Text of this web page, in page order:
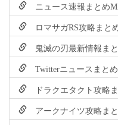
ニュース速報まとめ
ロマサガRS攻略まと
鬼滅の刃最新情報ま
Twitterニュースまと
ドラクエタクト攻略
アークナイツ攻略ま